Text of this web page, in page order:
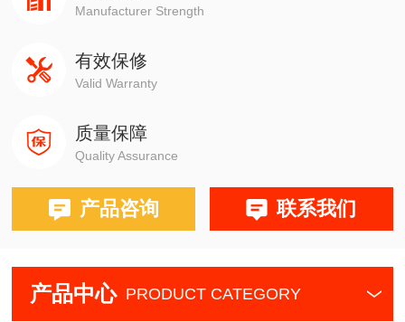
安全措施，并以高质量快速度、守信誉而深受广大业主企业
Manufacturer Strength
有效保修
Valid Warranty
质量保障
Quality Assurance
产品咨询 联系我们
产品中心 PRODUCT CATEGORY